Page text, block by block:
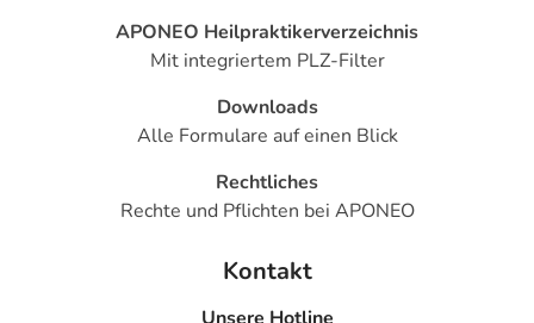
APONEO Heilpraktikerverzeichnis
Mit integriertem PLZ-Filter
Downloads
Alle Formulare auf einen Blick
Rechtliches
Rechte und Pflichten bei APONEO
Kontakt